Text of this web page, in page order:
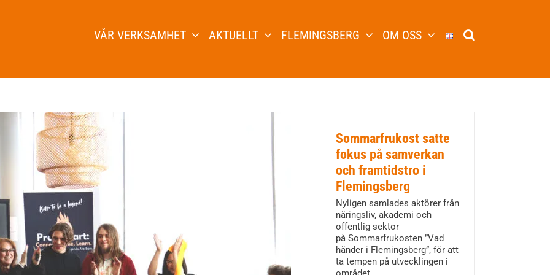
VÅR VERKSAMHET AKTUELLT FLEMINGSBERG OM OSS
Sommarfrukost satte
fokus på samverkan
och framtidstro i
Flemingsberg
Nyligen samlades aktörer från
näringsliv, akademi och
offentlig sektor
på Sommarfrukosten ”Vad
händer i Flemingsberg”, för att
ta tempen på utvecklingen i